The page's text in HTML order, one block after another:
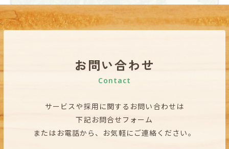
お問い合わせ
Contact
サービスや採用に関するお問い合わせは
下記お問合せフォーム
またはお電話から、お気軽にご連絡ください。